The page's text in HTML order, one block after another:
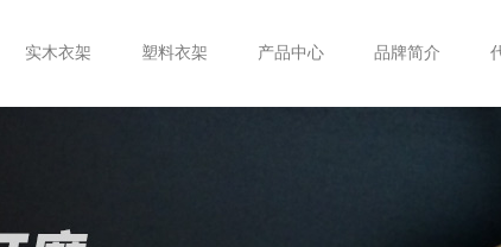
实木衣架 塑料衣架 产品中心 品牌简介